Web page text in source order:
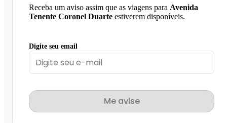
Receba um aviso assim que as viagens para Avenida
Tenente Coronel Duarte estiverem disponíveis.
Digite seu email
Me avise